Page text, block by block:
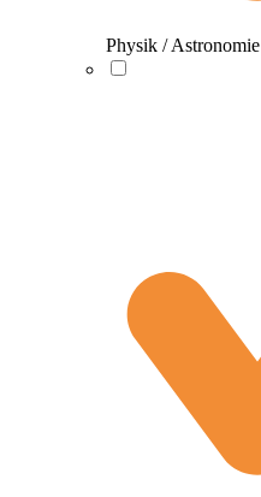
Physik / Astronomie